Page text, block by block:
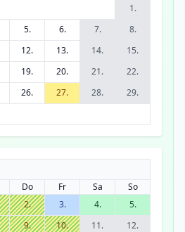
1.
5. 6. 7.
8.
12. 13. 14.
15.
19. 20. 21.
22.
26. 27. 28.
29.
Do Fr Sa
So
2. 3. 4.
5.
9. 10. 11.
12.